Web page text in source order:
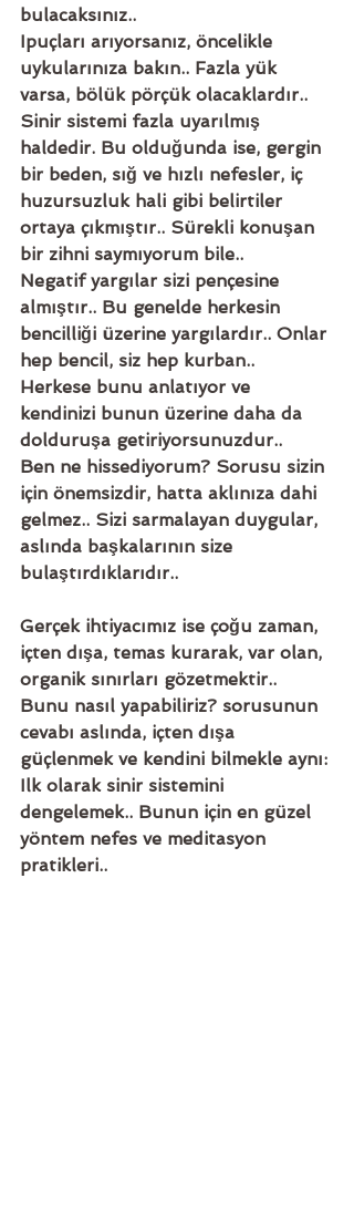
bulacaksınız..
Ipuçları arıyorsanız, öncelikle
uykularınıza bakın.. Fazla yük
varsa, bölük pörçük olacaklardır..
Sinir sistemi fazla uyarılmış
haldedir. Bu olduğunda ise, gergin
bir beden, sığ ve hızlı nefesler, iç
huzursuzluk hali gibi belirtiler
ortaya çıkmıştır.. Sürekli konuşan
bir zihni saymıyorum bile..
Negatif yargılar sizi pençesine
almıştır.. Bu genelde herkesin
bencilliği üzerine yargılardır.. Onlar
hep bencil, siz hep kurban..
Herkese bunu anlatıyor ve
kendinizi bunun üzerine daha da
dolduruşa getiriyorsunuzdur..
Ben ne hissediyorum? Sorusu sizin
için önemsizdir, hatta aklınıza dahi
gelmez.. Sizi sarmalayan duygular,
aslında başkalarının size
bulaştırdıklarıdır..
Gerçek ihtiyacımız ise çoğu zaman,
içten dışa, temas kurarak, var olan,
organik sınırları gözetmektir..
Bunu nasıl yapabiliriz? sorusunun
cevabı aslında, içten dışa
güçlenmek ve kendini bilmekle aynı:
Ilk olarak sinir sistemini
dengelemek.. Bunun için en güzel
yöntem nefes ve meditasyon
pratikleri..